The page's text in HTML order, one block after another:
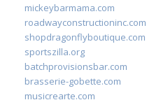
mickeybarmama.com
roadwayconstructioninc.com
shopdragonflyboutique.com
sportszilla.org
batchprovisionsbar.com
brasserie-gobette.com
musicrearte.com